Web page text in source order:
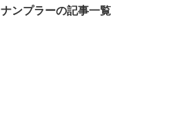
ナンプラーの記事一覧